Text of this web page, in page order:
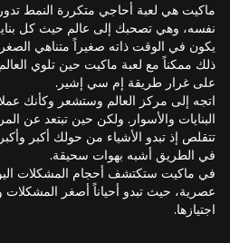
ماكيت هي لعبة أحاجي متكررة النمط
نفسه، وهي تصحبك إلى عالم حيث كل
يكون في الوقت ذاته صغيراً متناهي
ذلك ممكناً مع لعبة ماكيت حين تلوي
اتجه إلى مركز العالم وستشعر وكأنك
البنايات والأسوار. ولكن حين تبتعد عن
تتقلص إذ تبدو الأشياء من حولك أكبر
في ماكيت ستكتشف أحجام المشكلات
عصرية، حيث تبدو أحياناً أصغر المشكلات
اجتيازها.